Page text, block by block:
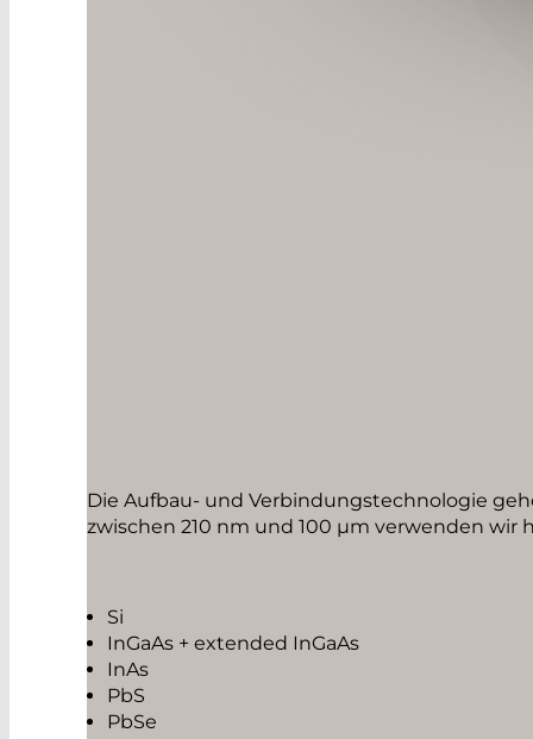
Die Aufbau- und Verbindungstechnologie
zwischen 210 nm und 100 µm verwenden wir
Si
InGaAs + extended InGaAs
InAs
PbS
PbSe